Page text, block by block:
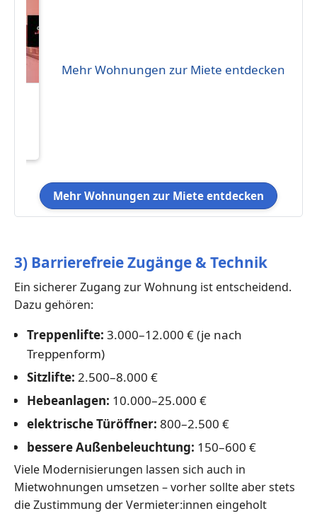
Mehr Wohnungen zur Miete entdecken
Mehr Wohnungen zur Miete entdecken
3) Barrierefreie Zugänge & Technik
Ein sicherer Zugang zur Wohnung ist entscheidend.
Dazu gehören:
Treppenlifte: 3.000–12.000 € (je nach
Treppenform)
Sitzlifte: 2.500–8.000 €
Hebeanlagen: 10.000–25.000 €
elektrische Türöffner: 800–2.500 €
bessere Außenbeleuchtung: 150–600 €
Viele Modernisierungen lassen sich auch in
Mietwohnungen umsetzen – vorher sollte aber stets
die Zustimmung der Vermieter:innen eingeholt